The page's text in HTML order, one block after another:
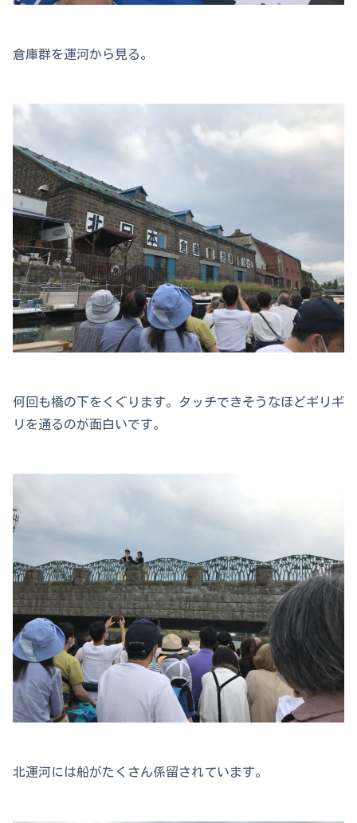
倉庫群を運河から見る。
何回も橋の下をくぐります。タッチできそうなほどギリギ
リを通るのが面白いです。
北運河には船がたくさん係留されています。